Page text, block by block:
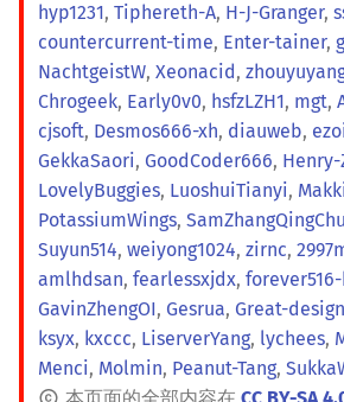
hyp1231, Tiphereth-A, H-J-Granger,
countercurrent-time, Enter-tainer,
NachtgeistW, Xeonacid ,
Chrogeek, Early0v0, hsfzLZH1, mgt,
cjsoft, Desmos666-xh, diauweb,
GekkaSaori, GoodCoder666, Henry-
LovelyBuggies, LuoshuiTianyi,
PotassiumWings,
Suyun514, weiyong1024, zirnc,
amlhdsan, fearlessxjdx,
GavinZhengOI, Gesrua, Great-
ksyx, kxccc, LiserverYang, lychees,
Menci, Molmin, Peanut-Tang,